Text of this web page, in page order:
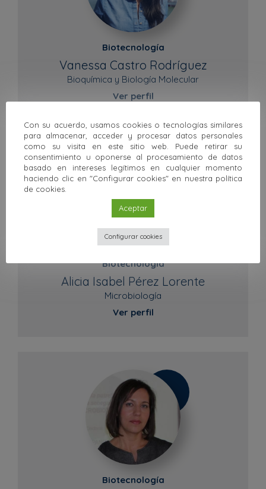
Biotecnología
Vanessa Castro Rodríguez
Bioquímica y Biología Molecular
Ver perfil
Biotecnología
Alicia Isabel Pérez Lorente
Microbiología
Ver perfil
Biotecnología
Con su acuerdo, usamos cookies o tecnologías similares
para almacenar, acceder y procesar datos personales
como su visita en este sitio web. Puede retirar su
consentimiento u oponerse al procesamiento de datos
basado en intereses legítimos en cualquier momento
haciendo clic en "Configurar cookies" en nuestra política
de cookies.
Aceptar
Configurar cookies